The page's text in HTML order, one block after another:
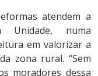
atendem a
Unidade, numa
em valorizar a
zona rural. “Sem
moradores dessa